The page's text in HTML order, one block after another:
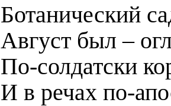
Ботанический
Август был –
По-солдатски
И в речах по-